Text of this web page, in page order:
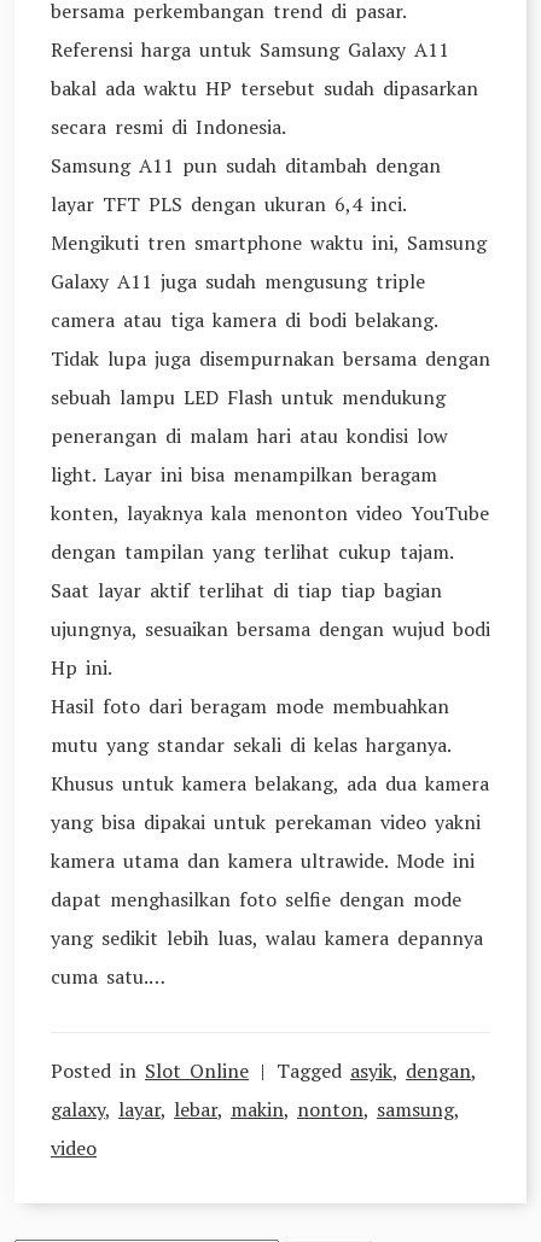
bersama perkembangan trend di pasar.
Referensi harga untuk Samsung Galaxy A11
bakal ada waktu HP tersebut sudah dipasarkan
secara resmi di Indonesia.
Samsung A11 pun sudah ditambah dengan
layar TFT PLS dengan ukuran 6,4 inci.
Mengikuti tren smartphone waktu ini, Samsung
Galaxy A11 juga sudah mengusung triple
camera atau tiga kamera di bodi belakang.
Tidak lupa juga disempurnakan bersama dengan
sebuah lampu LED Flash untuk mendukung
penerangan di malam hari atau kondisi low
light. Layar ini bisa menampilkan beragam
konten, layaknya kala menonton video YouTube
dengan tampilan yang terlihat cukup tajam.
Saat layar aktif terlihat di tiap tiap bagian
ujungnya, sesuaikan bersama dengan wujud bodi
Hp ini.
Hasil foto dari beragam mode membuahkan
mutu yang standar sekali di kelas harganya.
Khusus untuk kamera belakang, ada dua kamera
yang bisa dipakai untuk perekaman video yakni
kamera utama dan kamera ultrawide. Mode ini
dapat menghasilkan foto selfie dengan mode
yang sedikit lebih luas, walau kamera depannya
cuma satu.…
Posted in Slot Online Tagged asyik, dengan,
galaxy, layar, lebar, makin, nonton, samsung,
video